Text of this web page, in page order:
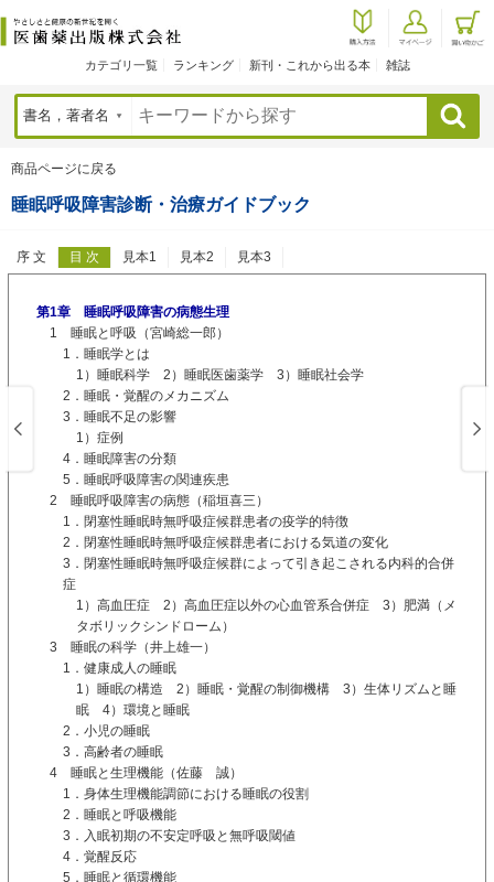
カテゴリ一覧 ランキング 新刊・これから出る本 雑誌
検索
商品ページに戻る
睡眠呼吸障害診断・治療ガイドブック
序 文 目 次 見本1 見本2 見本3
第1章 睡眠呼吸障害の病態生理
1 睡眠と呼吸（宮崎総一郎）
1．睡眠学とは
1）睡眠科学 2）睡眠医歯薬学 3）睡眠社会学
2．睡眠・覚醒のメカニズム
3．睡眠不足の影響
1）症例
4．睡眠障害の分類
5．睡眠呼吸障害の関連疾患
2 睡眠呼吸障害の病態（稲垣喜三）
1．閉塞性睡眠時無呼吸症候群患者の疫学的特徴
2．閉塞性睡眠時無呼吸症候群患者における気道の変化
3．閉塞性睡眠時無呼吸症候群によって引き起こされる内科的合併
症
1）高血圧症 2）高血圧症以外の心血管系合併症 3）肥満（メ
タボリックシンドローム）
3 睡眠の科学（井上雄一）
1．健康成人の睡眠
1）睡眠の構造 2）睡眠・覚醒の制御機構 3）生体リズムと睡
眠 4）環境と睡眠
2．小児の睡眠
3．高齢者の睡眠
4 睡眠と生理機能（佐藤 誠）
1．身体生理機能調節における睡眠の役割
2．睡眠と呼吸機能
3．入眠初期の不安定呼吸と無呼吸閾値
4．覚醒反応
5．睡眠と循環機能